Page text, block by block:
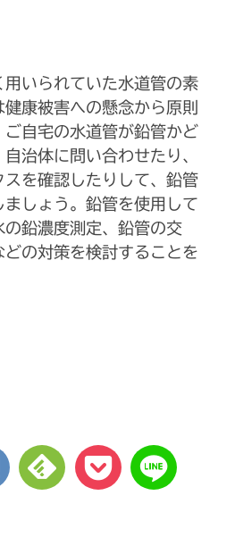
いられていた水道管の素
康被害への懸念から原則
自宅の水道管が鉛管かど
治体に問い合わせたり、
を確認したりして、鉛管
しょう。鉛管を使用して
の鉛濃度測定、鉛管の交
の対策を検討することを